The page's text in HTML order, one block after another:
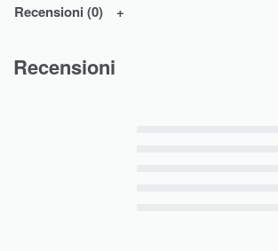
Recensioni (0)
Recensioni